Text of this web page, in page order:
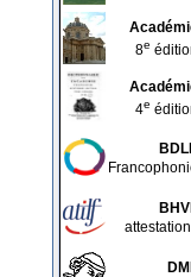
8e
4e